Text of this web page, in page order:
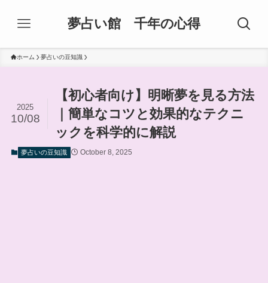
夢占い館 千年の心得
ホーム 夢占いの豆知識
【初心者向け】明晰夢を見る方法
｜簡単なコツと効果的なテクニ
ックを科学的に解説
2025
10/08
夢占いの豆知識 October 8, 2025